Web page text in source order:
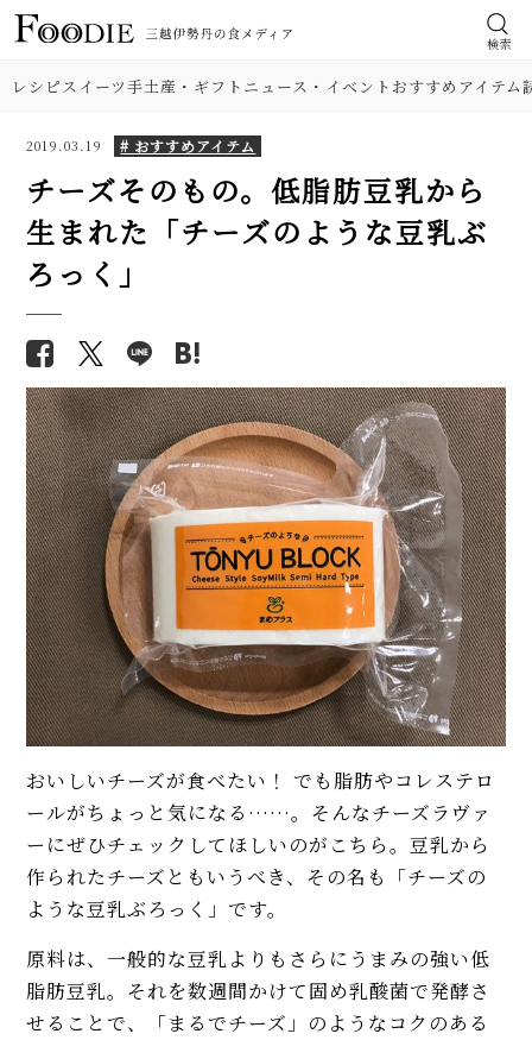
検索
レシピスイーツ手土産・ギフト ニュース・イベントおすすめアイテム
2019.03.19 # おすすめアイテム
チーズそのもの。低脂肪豆乳から
生まれた「チーズのような豆乳ぶ
ろっく」
おいしいチーズが食べたい！ でも脂肪やコレステロ
ールがちょっと気になる……。そんなチーズラヴァ
ーにぜひチェックしてほしいのがこちら。豆乳から
作られたチーズともいうべき、その名も「チーズの
ような豆乳ぶろっく」です。
原料は、一般的な豆乳よりもさらにうまみの強い低
脂肪豆乳。それを数週間かけて固め乳酸菌で発酵さ
せることで、「まるでチーズ」のようなコクのある